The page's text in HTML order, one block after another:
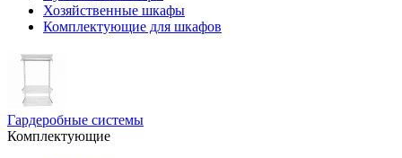
Хозяйственные шкафы
Комплектующие для шкафов
Гардеробные системы
Комплектующие